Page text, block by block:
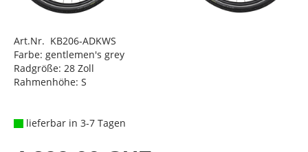
Art.Nr. KB206-ADKWS
Farbe: gentlemen's grey
Radgröße: 28 Zoll
Rahmenhöhe: S
lieferbar in 3-7 Tagen